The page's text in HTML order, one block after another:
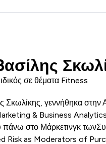
σε θέματα Fitness
Σκωλίκης, γεννήθηκα
& Business
πάνω στο Μάρκετινγκ
Risk as Moderators of